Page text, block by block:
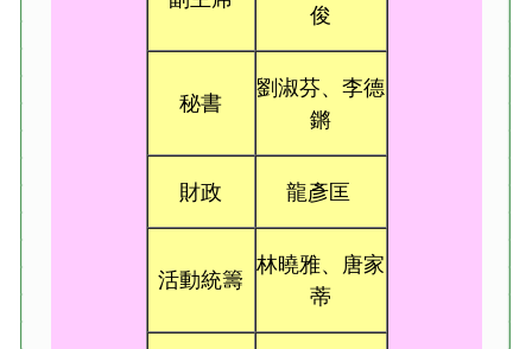
俊
秘書
劉淑芬、李德
鏘
財政 龍彥匡
活動統籌
林曉雅、唐家
蒂